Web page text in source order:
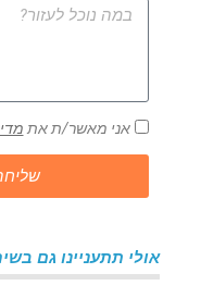
אני מאשר/ת את
אולי תתעניינו גם